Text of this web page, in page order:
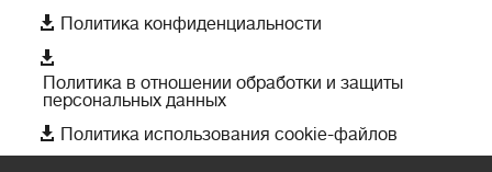
 Политика конфиденциальности

Политика в отношении обработки и защиты
персональных данных
 Политика использования cookie-файлов